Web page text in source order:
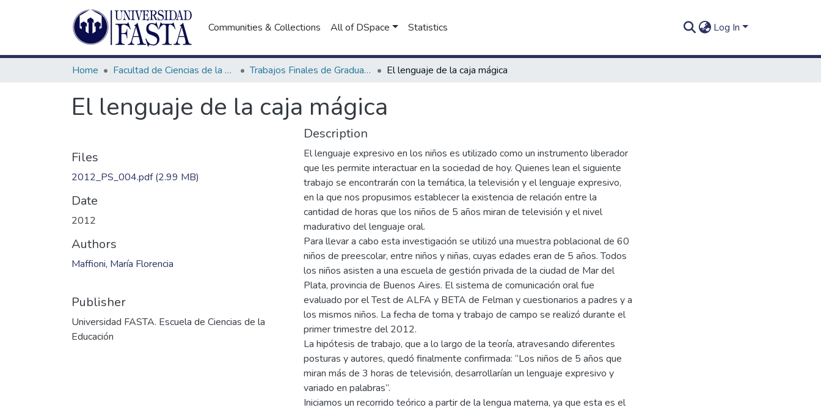
Communities & Collections All of DSpace Statistics Log In
Home Facultad de Ciencias de la Educación Trabajos Finales de Graduación de Prof. y Lic. en Psicopedagogía (Presencial) El lenguaje de la caja mágica
El lenguaje de la caja mágica
Files
2012_PS_004.pdf(2.99 MB)
2012
Authors
Description
El lenguaje expresivo en los niños es utilizado como un instrumento liberador
que les permite interactuar en la sociedad de hoy. Quienes lean el siguiente
trabajo se encontrarán con la temática, la televisión y el lenguaje expresivo,
en la que nos propusimos establecer la existencia de relación entre la
cantidad de horas que los niños de 5 años miran de televisión y el nivel
madurativo del lenguaje oral.
Para llevar a cabo esta investigación se utilizó una muestra poblacional de 60
niños de preescolar, entre niños y niñas, cuyas edades eran de 5 años. Todos
los niños asisten a una escuela de gestión privada de la ciudad de Mar del
Plata, provincia de Buenos Aires. El sistema de comunicación oral fue
evaluado por el Test de ALFA y BETA de Felman y cuestionarios a padres y a
los mismos niños. La fecha de toma y trabajo de campo se realizó durante el
primer trimestre del 2012.
La hipótesis de trabajo, que a lo largo de la teoría, atravesando diferentes
posturas y autores, quedó finalmente confirmada: “Los niños de 5 años que
miran más de 3 horas de televisión, desarrollarían un lenguaje expresivo y
variado en palabras”.
Iniciamos un recorrido teórico a partir de la lengua materna, ya que esta es el